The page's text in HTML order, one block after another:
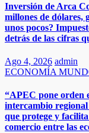
Inversión de Arca
millones de dólares,
unos pocos?
detrás de las cifras
Ago 4, 2026 admin
ECONOMÍA
“APEC pone orden
intercambio regional
que protege y
comercio entre las